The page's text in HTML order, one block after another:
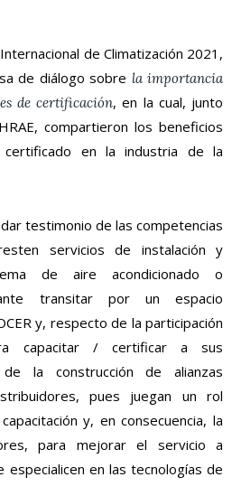
de Climatización 2021,
de diálogo sobre la importancia
de certificación, en la cual, junto
compartieron los beneficios
en la industria de la
testimonio de las competencias
servicios de instalación y
de aire acondicionado o
transitar por un espacio
y, respecto de la participación
capacitar / certificar a sus
la construcción de alianzas
pues juegan un rol
y, en consecuencia, la
para mejorar el servicio a
en las tecnologías de